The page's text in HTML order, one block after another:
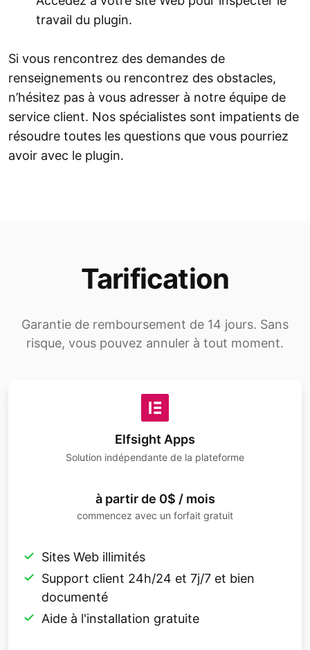
travail du plugin.
Si vous rencontrez des demandes de
renseignements ou rencontrez des obstacles,
n’hésitez pas à vous adresser à notre équipe de
service client. Nos spécialistes sont impatients de
résoudre toutes les questions que vous pourriez
avoir avec le plugin.
Tarification
Garantie de remboursement de 14 jours. Sans
risque, vous pouvez annuler à tout moment.
Elfsight Apps
Solution indépendante de la plateforme
à partir de 0$ / mois
commencez avec un forfait gratuit
Sites Web illimités
Support client 24h/24 et 7j/7 et bien
documenté
Aide à l'installation gratuite